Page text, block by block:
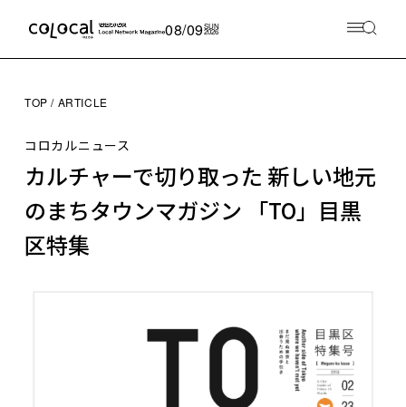
08/09SUN
2026
TOP ARTICLE
コロカルニュース
カルチャーで切り取った 新しい地元
のまちタウンマガジン 「TO」目黒
区特集